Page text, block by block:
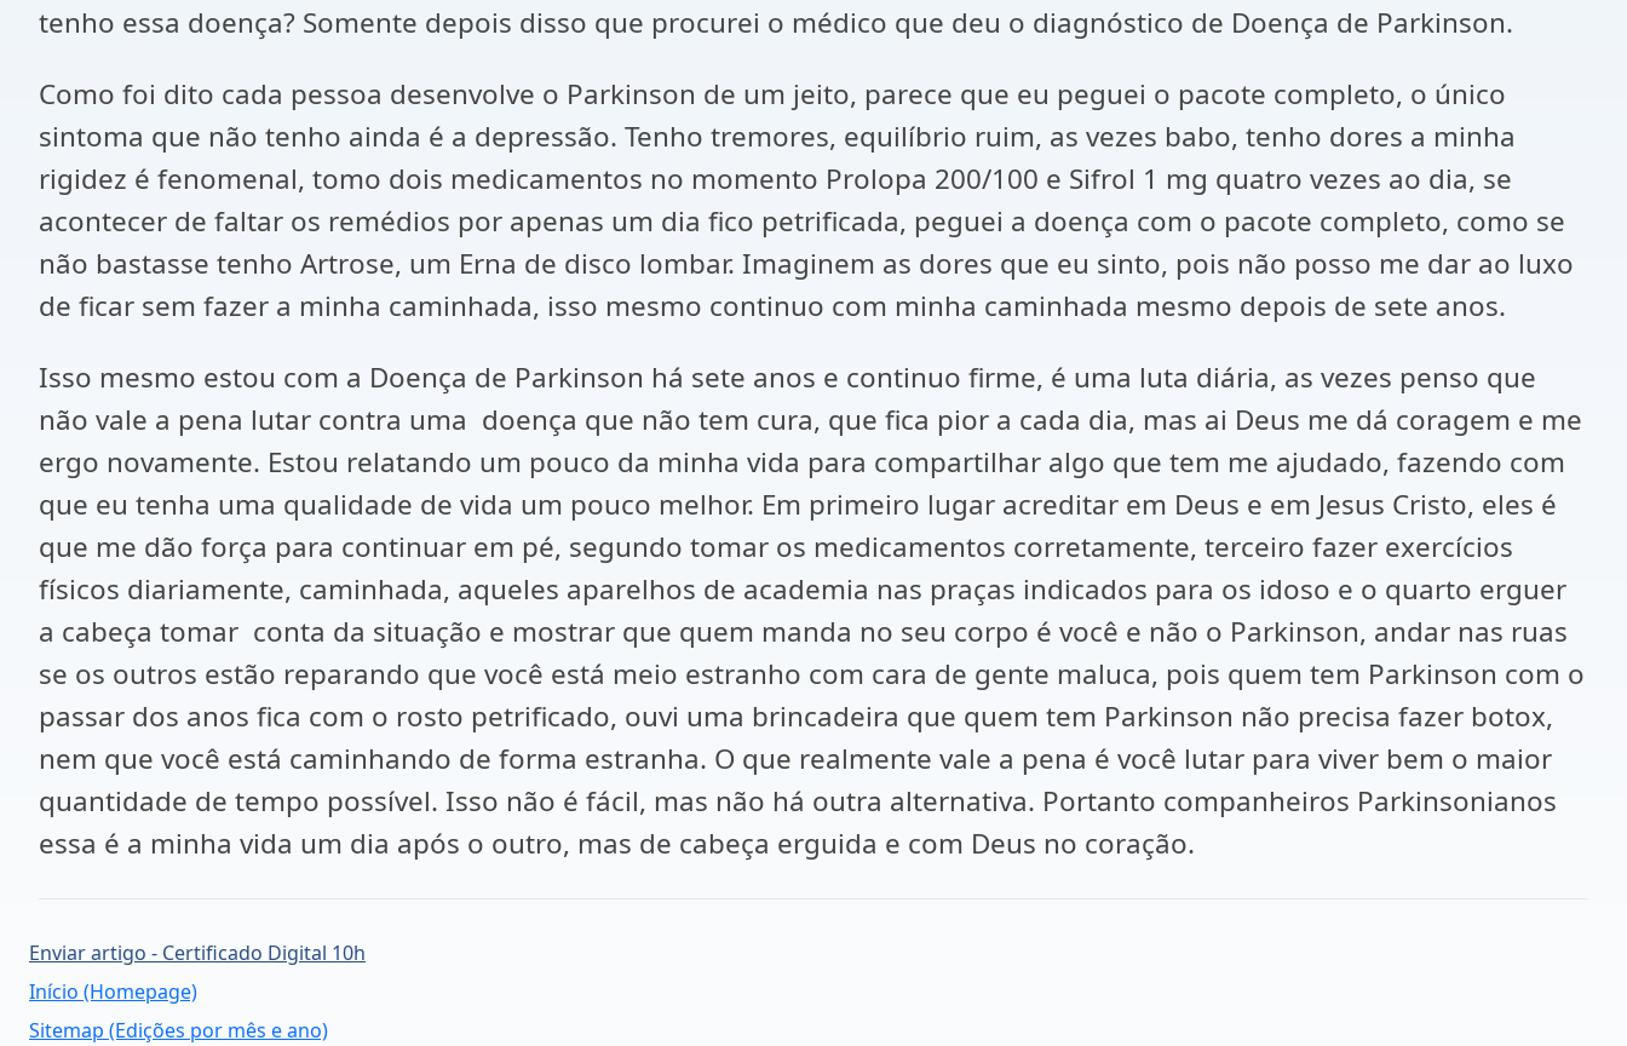
tenho essa doença? Somente depois disso que procurei o médico que deu o diagnóstico de Doença de Parkinson.
Como foi dito cada pessoa desenvolve o Parkinson de um jeito, parece que eu peguei o pacote completo, o único
sintoma que não tenho ainda é a depressão. Tenho tremores, equilíbrio ruim, as vezes babo, tenho dores a minha
rigidez é fenomenal, tomo dois medicamentos no momento Prolopa 200/100 e Sifrol 1 mg quatro vezes ao dia, se
acontecer de faltar os remédios por apenas um dia fico petrificada, peguei a doença com o pacote completo, como se
não bastasse tenho Artrose, um Erna de disco lombar. Imaginem as dores que eu sinto, pois não posso me dar ao luxo
de ficar sem fazer a minha caminhada, isso mesmo continuo com minha caminhada mesmo depois de sete anos.
Isso mesmo estou com a Doença de Parkinson há sete anos e continuo firme, é uma luta diária, as vezes penso que
não vale a pena lutar contra uma doença que não tem cura, que fica pior a cada dia, mas ai Deus me dá coragem e me
ergo novamente. Estou relatando um pouco da minha vida para compartilhar algo que tem me ajudado, fazendo com
que eu tenha uma qualidade de vida um pouco melhor. Em primeiro lugar acreditar em Deus e em Jesus Cristo, eles é
que me dão força para continuar em pé, segundo tomar os medicamentos corretamente, terceiro fazer exercícios
físicos diariamente, caminhada, aqueles aparelhos de academia nas praças indicados para os idoso e o quarto erguer
a cabeça tomar conta da situação e mostrar que quem manda no seu corpo é você e não o Parkinson, andar nas ruas
se os outros estão reparando que você está meio estranho com cara de gente maluca, pois quem tem Parkinson com o
passar dos anos fica com o rosto petrificado, ouvi uma brincadeira que quem tem Parkinson não precisa fazer botox,
nem que você está caminhando de forma estranha. O que realmente vale a pena é você lutar para viver bem o maior
quantidade de tempo possível. Isso não é fácil, mas não há outra alternativa. Portanto companheiros Parkinsonianos
essa é a minha vida um dia após o outro, mas de cabeça erguida e com Deus no coração.
Enviar artigo - Certificado Digital 10h
Início (Homepage)
Sitemap (Edições por mês e ano)